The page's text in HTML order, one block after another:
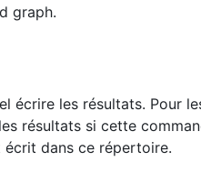
graph.
écrire les résultats. Pour
résultats si cette
écrit dans ce répertoire.